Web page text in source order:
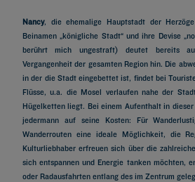
Nancy, die ehemalige Hauptstadt der
Beinamen „königliche Stadt“ und ihre Devise
berührt mich ungestraft) deutet bereits
Vergangenheit der gesamten Region hin. Die
in der die Stadt eingebettet ist, findet bei
Flüsse, u.a. die Mosel verlaufen nahe der
Hügelketten liegt. Bei einem Aufenthalt in
jedermann auf seine Kosten: Für
Wanderrouten eine ideale Möglichkeit, die
Kulturliebhaber erfreuen sich über die
sich entspannen und Energie tanken möchten,
oder Radausfahrten entlang des im Zentrum